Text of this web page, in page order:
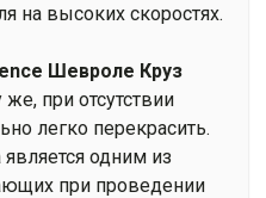
на высоких скоростях.
Шевроле Круз
при отсутствии
легко перекрасить.
одним из
при проведении